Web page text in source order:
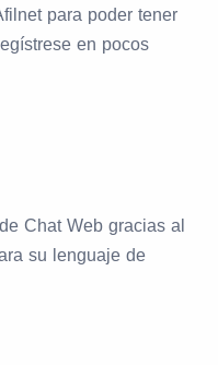
para poder tener
en pocos
Chat Web gracias al
su lenguaje de